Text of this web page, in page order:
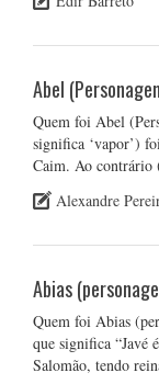
Abel
Quem foi Abel
significa ‘vapor’)
Caim. Ao
Alexandre
Abias
Quem foi Abias
que significa “Javé
Salomão, tendo